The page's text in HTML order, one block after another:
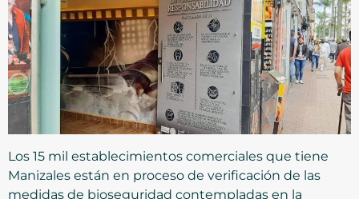
Los 15 mil establecimientos comerciales que tiene
Manizales están en proceso de verificación de las
medidas de bioseguridad contempladas en la